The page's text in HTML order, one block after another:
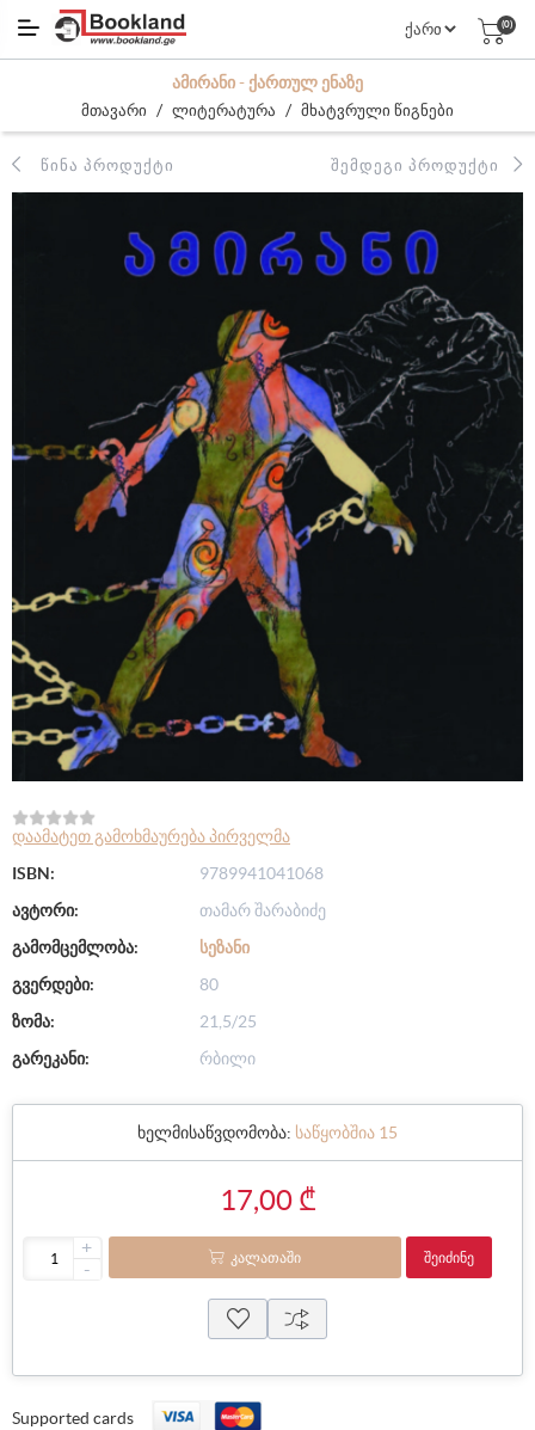
(0)
ᲐᲛᲘᲠᲐᲜᲘ - ᲥᲐᲠᲗᲣᲚ ᲔᲜᲐᲖᲔ
მთავარი / ლიტერატურა / მხატვრული წიგნები
ᲬᲘᲜᲐ ᲞᲠᲝᲓᲣᲥᲢᲘ ᲨᲔᲛᲓᲔᲒᲘ ᲞᲠᲝᲓᲣᲥᲢᲘ
დაამატეთ გამოხმაურება პირველმა
ISBN:
9789941041068
ავტორი:
თამარ შარაბიძე
გამომცემლობა:
ᲡᲔᲖᲐᲜᲘ
გვერდები:
80
ზომა:
21,5/25
გარეკანი:
რბილი
ხელმისაწვდომობა: საწყობშია 15
17,00 ₾
+
-
ᲙᲐᲚᲐᲗᲐᲨᲘ ᲨᲔᲘᲫᲘᲜᲔ
Supported cards